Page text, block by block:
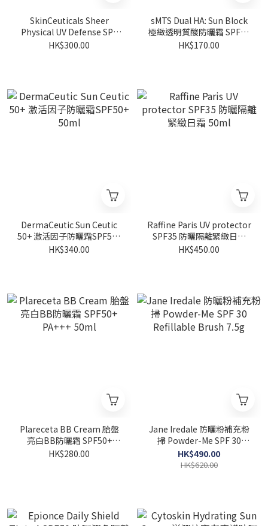
SkinCeuticals Sheer
Physical UV Defense SPF
50 透薄清爽防敏UV防曬霜
HK$300.00
sMTS Dual HA: Sun Block
極緻透明質酸防曬霜 SPF44
60g
HK$170.00
DermaCeutic Sun Ceutic
50+ 激活因子防曬霜SPF50+
50ml
HK$340.00
Raffine Paris UV protector
SPF35 防曬隔離緊緻日霜
50ml
HK$450.00
Plareceta BB Cream 胎盤
亮白BB防曬霜 SPF50+
PA+++ 50ml
HK$280.00
Jane Iredale 防曬粉補充粉
掃 Powder-Me SPF 30
Refillable Brush 7.5g
HK$490.00
HK$620.00